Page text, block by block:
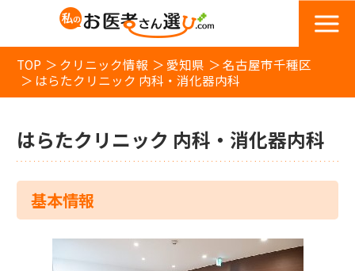
TOP クリニック情報 愛知県
名古屋市千種区
はらたクリニック 内科・消化器内科
はらたクリニック 内科・消化器内科
基本情報